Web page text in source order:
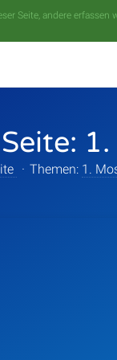
Seite, andere erfassen
· Themen: 1.